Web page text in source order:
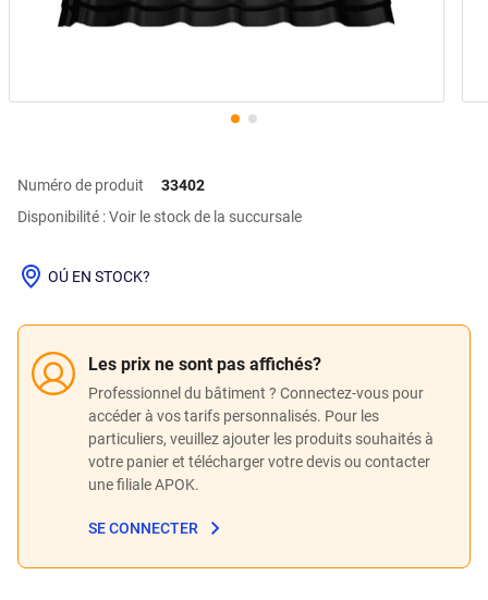
Numéro de produit
33402
Disponibilité : Voir le stock de la succursale
Les prix ne sont pas affichés?
Professionnel du bâtiment ? Connectez-vous pour
accéder à vos tarifs personnalisés. Pour les
particuliers, veuillez ajouter les produits souhaités à
votre panier et télécharger votre devis ou contacter
une filiale APOK.
SE CONNECTER
OÚ EN STOCK?